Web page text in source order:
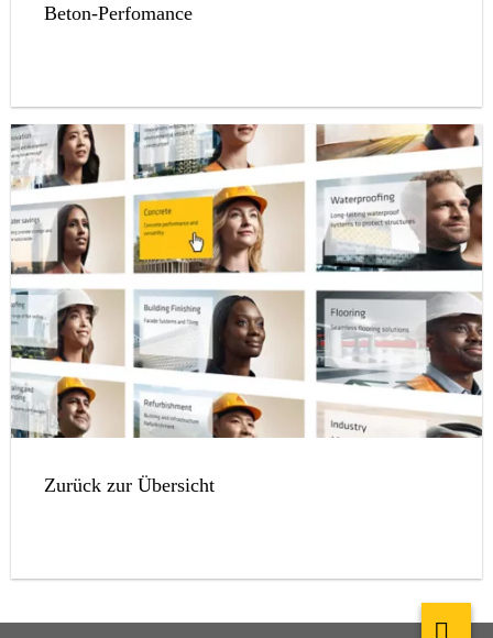
Beton-Perfomance
Zurück zur Übersicht